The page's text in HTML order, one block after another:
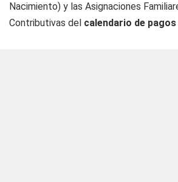
Nacimiento) y las Asignaciones
Contributivas del calendario de pagos